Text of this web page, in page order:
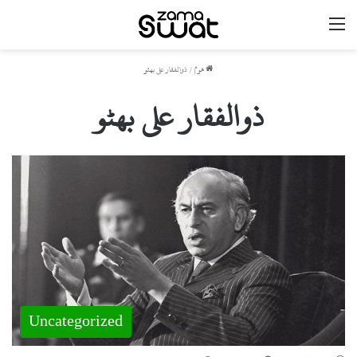
ھوم/ذوالفقار علی بھٹو
ذوالفقار علی بھٹو
Uncategorized